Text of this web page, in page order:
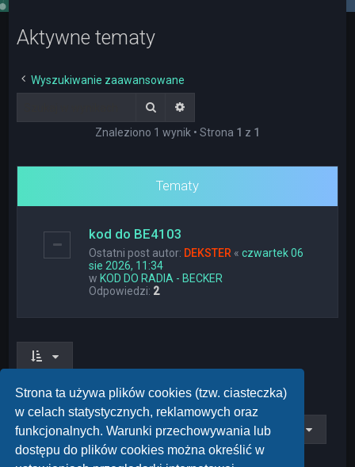
Strona ta używa plików cookies (tzw. ciasteczka)
w celach statystycznych, reklamowych oraz
funkcjonalnych. Warunki przechowywania lub
dostępu do plików cookies można określić w
Aktywne tematy
Wyszukiwanie zaawansowane
Szukaj
Znaleziono 1 wynik • Strona 1 z 1
Tematy
kod do BE4103
Ostatni post autor: DEKSTER «czwartek 06
sie 2026, 11:34
w KOD DO RADIA - BECKER
Odpowiedzi: 2
Przejdź do